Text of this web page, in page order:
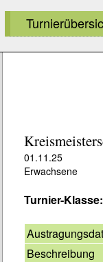
01.11.25
Erwachsene
Turnier-
Beschreibung